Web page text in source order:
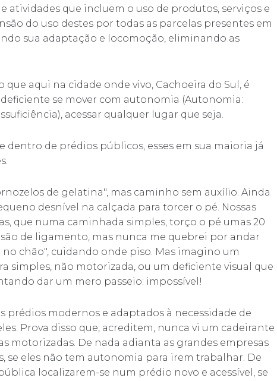
que incluem o uso de produtos, serviços e
do uso destes por todas as parcelas presentes em
sua adaptação e locomoção, eliminando as
aqui na cidade onde vivo, Cachoeira do Sul, é
se mover com autonomia (Autonomia:
acessar qualquer lugar que seja.
dentro de prédios públicos, esses em sua maioria já
de gelatina", mas caminho sem auxílio. Ainda
desnível na calçada para torcer o pé. Nossas
que numa caminhada simples, torço o pé umas 20
de ligamento, mas nunca me quebrei por andar
chão", cuidando onde piso. Mas imagino um
simples, não motorizada, ou um deficiente visual que
dar um mero passeio: impossível!
prédios modernos e adaptados à necessidade de
Prova disso que, acreditem, nunca vi um cadeirante
motorizadas. De nada adianta as grandes empresas
se eles não tem autonomia para irem trabalhar. De
localizarem-se num prédio novo e acessível, se